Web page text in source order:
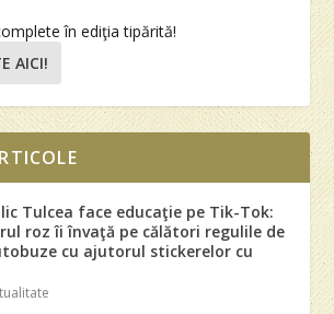
în ediţia tipărită!
AICI!
Tulcea face educaţie pe Tik-Tok:
roz îi învaţă pe călători regulile de
cu ajutorul stickerelor cu